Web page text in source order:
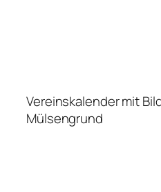
Vereinskalender mit
Mülsengrund